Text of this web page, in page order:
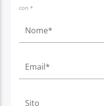
con *